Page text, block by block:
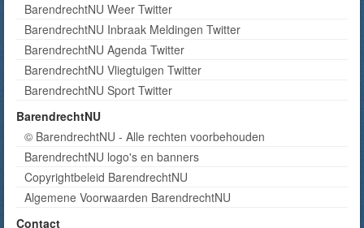
BarendrechtNU Weer Twitter
BarendrechtNU Inbraak Meldingen Twitter
BarendrechtNU Agenda Twitter
BarendrechtNU Vliegtuigen Twitter
BarendrechtNU Sport Twitter
BarendrechtNU
© BarendrechtNU - Alle rechten voorbehouden
BarendrechtNU logo's en banners
Copyrightbeleid BarendrechtNU
Algemene Voorwaarden BarendrechtNU
Contact